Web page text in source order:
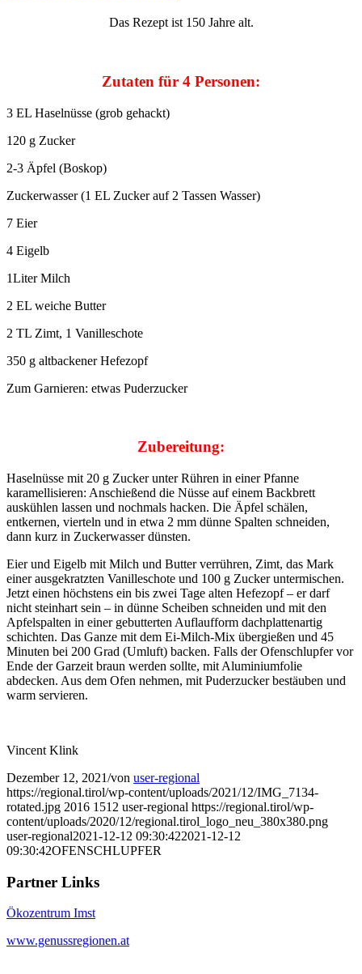
Das Rezept ist 150 Jahre alt.
Zutaten für 4 Personen:
3 EL Haselnüsse (grob gehackt)
120 g Zucker
2-3 Äpfel (Boskop)
Zuckerwasser (1 EL Zucker auf 2 Tassen Wasser)
7 Eier
4 Eigelb
1Liter Milch
2 EL weiche Butter
2 TL Zimt, 1 Vanilleschote
350 g altbackener Hefezopf
Zum Garnieren: etwas Puderzucker
Zubereitung:
Haselnüsse mit 20 g Zucker unter Rühren in einer Pfanne
karamellisieren: Anschießend die Nüsse auf einem Backbrett
auskühlen lassen und nochmals hacken. Die Äpfel schälen,
entkernen, vierteln und in etwa 2 mm dünne Spalten schneiden,
dann kurz in Zuckerwasser dünsten.
Eier und Eigelb mit Milch und Butter verrühren, Zimt, das Mark
einer ausgekratzten Vanilleschote und 100 g Zucker untermischen.
Jetzt einen höchstens ein bis zwei Tage alten Hefezopf – er darf
nicht steinhart sein – in dünne Scheiben schneiden und mit den
Apfelspalten in einer gebutterten Auflaufform dachplattenartig
schichten. Das Ganze mit dem Ei-Milch-Mix übergießen und 45
Minuten bei 200 Grad (Umluft) backen. Falls der Ofenschlupfer vor
Ende der Garzeit braun werden sollte, mit Aluminiumfolie
abdecken. Aus dem Ofen nehmen, mit Puderzucker bestäuben und
warm servieren.
Vincent Klink
Dezember 12, 2021/von user-regional
https://regional.tirol/wp-content/uploads/2021/12/IMG_7134-
rotated.jpg 2016 1512 user-regional https://regional.tirol/wp-
content/uploads/2020/12/regional.tirol_logo_neu_380x380.png
user-regional2021-12-12 09:30:422021-12-12
09:30:42OFENSCHLUPFER
Partner Links
Ökozentrum Imst
www.genussregionen.at